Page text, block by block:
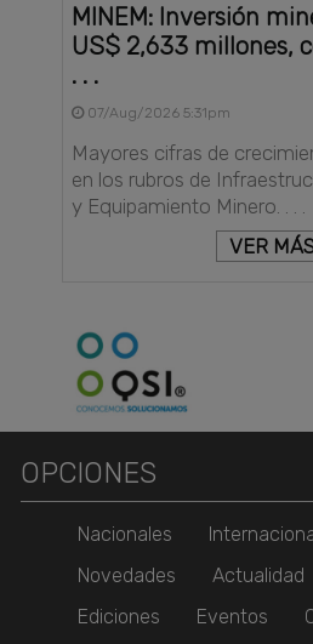
MINEM: Inversión
US$ 2,633 millones,
. . .
07/Aug/2026 5:31pm
Mayores cifras de
en los rubros de
y Equipamiento Minero. . . .
VER
OPCIONES
Nacionales
Novedades
Actualidad
Ediciones
Eventos